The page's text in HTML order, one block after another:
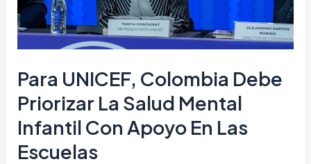
Para UNICEF, Colombia Debe
Priorizar La Salud Mental
Infantil Con Apoyo En Las
Escuelas
la
salud
mental
infantil
apoyo
en
las